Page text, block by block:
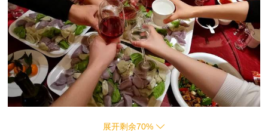
展开剩余70%